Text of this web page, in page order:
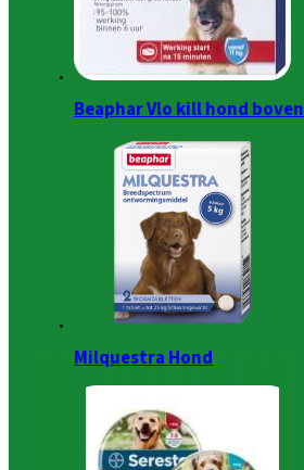
Beaphar Vlo kill hond
Milquestra Hond